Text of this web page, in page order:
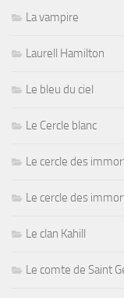
La vampire
Laurell Hamilton
Le bleu du ciel
Le Cercle blanc
Le cercle des
Le cercle des
Le clan Kahill
Le comte de Saint